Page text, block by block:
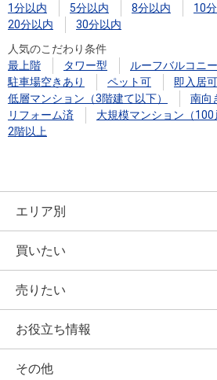
1分以内
5分以内 8分以内 10
20分以内
30分以内
人気のこだわり条件
最上階
タワー型 ルーフバルコニー
駐車場空きあり
ペット可
即入居可
低層マンション（3階建て以下）
南向
リフォーム済
大規模マンション（100
2階以上
エリア別
買いたい
売りたい
お役立ち情報
その他